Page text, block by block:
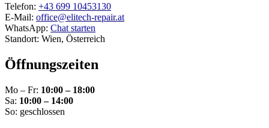
Telefon: +43 699 10453130
E-Mail: office@elitech-repair.at
WhatsApp: Chat starten
Standort: Wien, Österreich
Öffnungszeiten
Mo – Fr: 10:00 – 18:00
Sa: 10:00 – 14:00
So: geschlossen